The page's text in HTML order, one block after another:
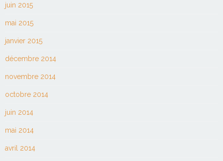
juin 2015
mai 2015
janvier 2015
décembre 2014
novembre 2014
octobre 2014
juin 2014
mai 2014
avril 2014